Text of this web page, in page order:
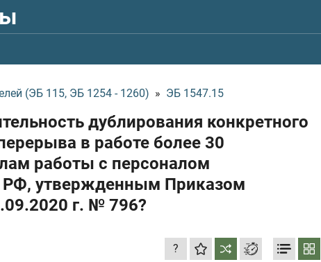
(ЭБ 115, ЭБ 1254 - 1260) » ЭБ 1547.15
дублирования конкретного
в работе более 30
работы с персоналом
РФ, утвержденным Приказом
г. № 796?
?